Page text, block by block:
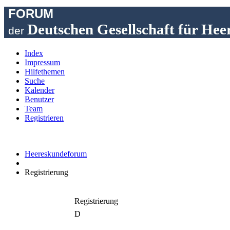
FORUM
der Deutschen Gesellschaft für
Index
Impressum
Hilfethemen
Suche
Kalender
Benutzer
Team
Registrieren
Heereskundeforum
Registrierung
Registrierung
D